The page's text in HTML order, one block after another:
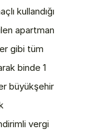
kullandığı
apartman
gibi tüm
binde 1
büyükşehir
vergi